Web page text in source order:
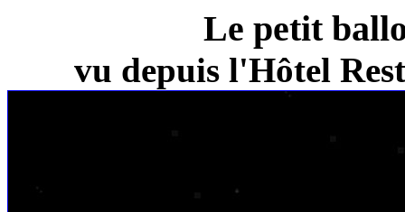
Le petit
vu depuis l'Hôtel